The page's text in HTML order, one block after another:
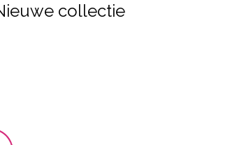
collectie